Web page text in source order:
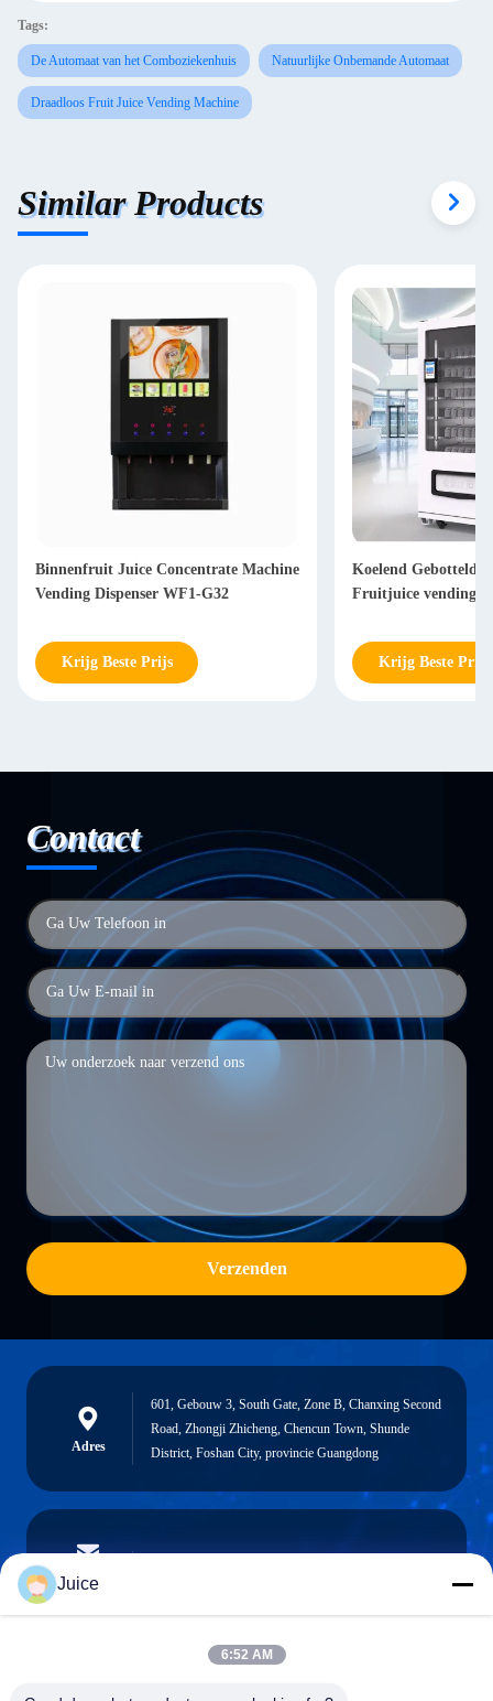
Tags:
De Automaat van het Comboziekenhuis Natuurlijke Onbemande Automaat
Draadloos Fruit Juice Vending Machine
Similar Products
Binnenfruit Juice Concentrate Machine
Vending Dispenser WF1-G32
Krijg Beste Prijs
Koelend Gebotteld
Fruitjuice vending
Krijg Beste Prijs
Contact
Verzenden
Adres
601, Gebouw 3, South Gate, Zone B, Chanxing Second
Road, Zhongji Zhicheng, Chencun Town, Shunde
District, Foshan City, provincie Guangdong
E-mailen
Juice
6:52 AM